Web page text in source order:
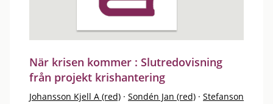
När krisen kommer : Slutredovisning
från projekt krishantering
Johansson Kjell A (red) · Sondén Jan (red) · Stefanson